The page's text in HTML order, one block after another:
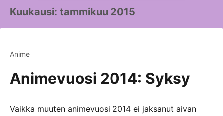
Kuukausi: tammikuu 2015
Anime
Animevuosi 2014: Syksy
Vaikka muuten animevuosi 2014 ei jaksanut aivan